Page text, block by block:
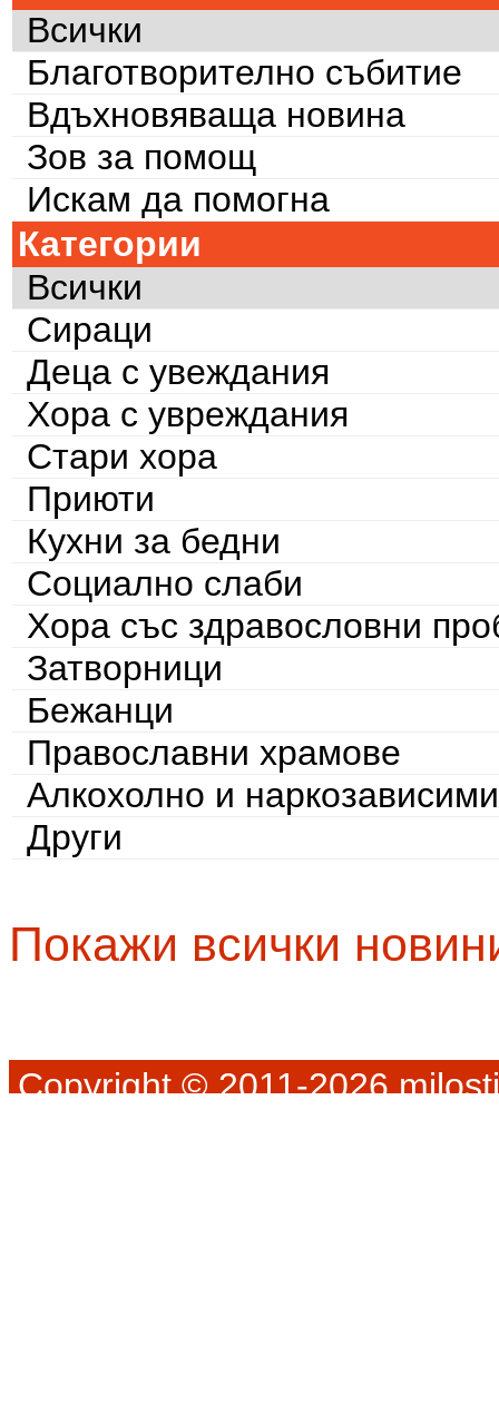
Всички
Благотворително събитие
Вдъхновяваща новина
Зов за помощ
Искам да помогна
Категории
Всички
Сираци
Деца с увеждания
Хора с увреждания
Стари хора
Приюти
Кухни за бедни
Социално слаби
Хора със здравословни
Затворници
Бежанци
Православни храмове
Алкохолно и наркозависими
Други
Покажи всички
Copyright © 2011-2026